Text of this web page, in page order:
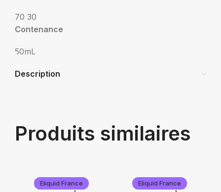
70 30
Contenance
50mL
Description
Produits similaires
Eliquid France Eliquid France